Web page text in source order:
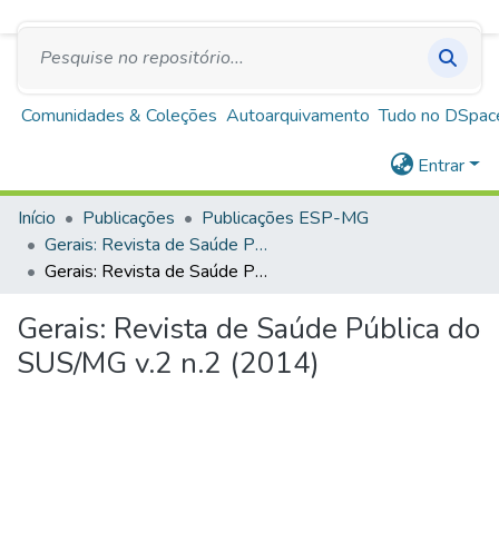
Repositório Institucional Escola de Saúde Pública
de Minas Gerais
Comunidades & Coleções Autoarquivamento Tudo no
Entrar
Início Publicações
Publicações ESP-MG
Gerais: Revista de Saúde Pública do SUS-MG
Gerais: Revista de Saúde Pública do SUS/MG v.2 n.2 (2014)
Gerais: Revista de Saúde Pública do
SUS/MG v.2 n.2 (2014)